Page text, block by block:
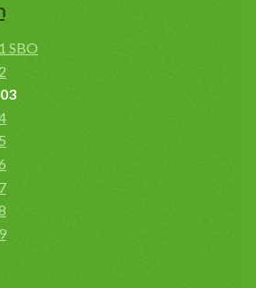
SBO